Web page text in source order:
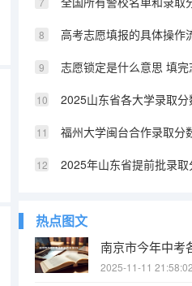
热点图文
2025-11-11 21:58:02